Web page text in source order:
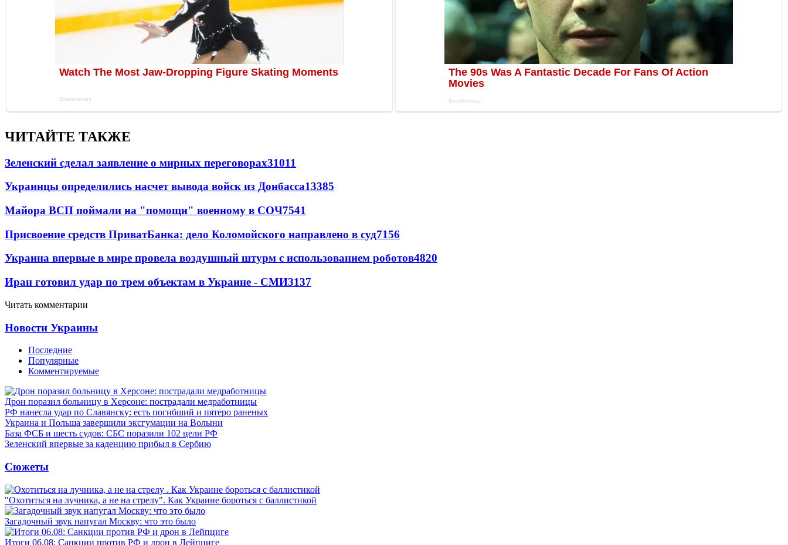
ЧИТАЙТЕ ТАКЖЕ
Зеленский сделал заявление о мирных переговорах31011
Украинцы определились насчет вывода войск из Донбасса13385
Майора ВСП поймали на "помощи" военному в СОЧ7541
Присвоение средств ПриватБанка: дело Коломойского направлено в суд7156
Украина впервые в мире провела воздушный штурм с использованием роботов4820
Иран готовил удар по трем объектам в Украине - СМИ3137
Читать комментарии
Новости Украины
Последние
Популярные
Комментируемые
Дрон поразил больницу в Херсоне: пострадали медработницы
РФ нанесла удар по Славянску: есть погибший и пятеро раненых
Украина и Польша завершили эксгумации на Волыни
База ФСБ и шесть судов: СБС поразили 102 цели РФ
Зеленский впервые за каденцию прибыл в Сербию
Сюжеты
"Охотиться на лучника, а не на стрелу". Как Украине бороться с баллистикой
Загадочный звук напугал Москву: что это было
Итоги 06.08: Санкции против РФ и дрон в Лейпциге